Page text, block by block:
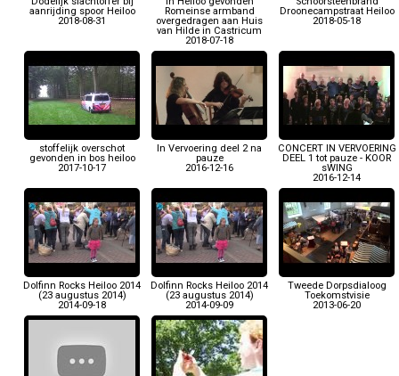
aanrijding spoor Heiloo
2018-08-31
Romeinse armband
overgedragen aan Huis
van Hilde in Castricum
2018-07-18
Droonecampstraat Heiloo
2018-05-18
stoffelijk overschot
gevonden in bos heiloo
2017-10-17
In Vervoering deel 2 na
pauze
2016-12-16
CONCERT IN VERVOERING
DEEL 1 tot pauze - KOOR
sWING
2016-12-14
Dolfinn Rocks Heiloo 2014
(23 augustus 2014)
2014-09-18
Dolfinn Rocks Heiloo 2014
(23 augustus 2014)
2014-09-09
Tweede Dorpsdialoog
Toekomstvisie
2013-06-20